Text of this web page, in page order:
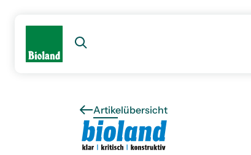
Artikelübersicht